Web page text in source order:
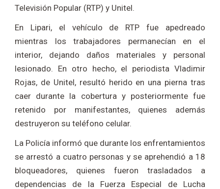
Televisión Popular (RTP) y Unitel.
En Lipari, el vehículo de RTP fue apedreado
mientras los trabajadores permanecían en el
interior, dejando daños materiales y personal
lesionado. En otro hecho, el periodista Vladimir
Rojas, de Unitel, resultó herido en una pierna tras
caer durante la cobertura y posteriormente fue
retenido por manifestantes, quienes además
destruyeron su teléfono celular.
La Policía informó que durante los enfrentamientos
se arrestó a cuatro personas y se aprehendió a 18
bloqueadores, quienes fueron trasladados a
dependencias de la Fuerza Especial de Lucha